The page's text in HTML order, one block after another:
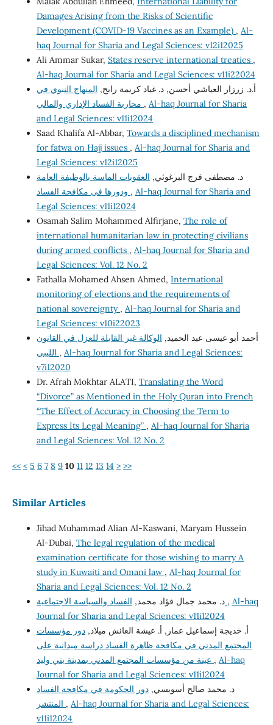
Damages Arising from the Risks of Scientific
Development (COVID-19 Vaccines as an Example) , Al-
haq Journal for Sharia and Legal Sciences: v12i12025
Ali Ammar Sukar, States reserve international treaties ,
Al-haq Journal for Sharia and Legal Sciences: v11i22024
أ.د. زرزار العياشي أحسن, د. غياد كريمة رابح, المنهاج النبوي في
, Al-haq Journal for Sharia
and Legal Sciences: v11i12024
Saad Khalifa Al-Abbar, Towards a disciplined mechanism
for fatwa on Hajj issues , Al-haq Journal for Sharia and
Legal Sciences: v12i12025
د. مصطفى فرج البرغوثي, العقوبات الماسة بالوظيفة العامة
, Al-haq Journal for Sharia and
Legal Sciences: v11i12024
Osamah Salim Mohammed Alfirjane, The role of
international humanitarian law in protecting civilians
during armed conflicts , Al-haq Journal for Sharia and
Legal Sciences: Vol. 12 No. 2
Fathalla Mohamed Ahsen Ahmed, International
monitoring of elections and the requirements of
national sovereignty , Al-haq Journal for Sharia and
Legal Sciences: v10i22023
أحمد أبو عيسى عبد الحميد, الوكالة غير القابلة للعزل في القانون
, Al-haq Journal for Sharia and Legal Sciences:
v7i12020
Dr. Afrah Mokhtar ALATI, Translating the Word
“Divorce” as Mentioned in the Holy Quran into French
“The Effect of Accuracy in Choosing the Term to
Express Its Legal Meaning” , Al-haq Journal for Sharia
and Legal Sciences: Vol. 12 No. 2
<< < 5 6 7 8 9 10 11 12 13 14 > >>
Similar Articles
Jihad Muhammad Alian Al-Kaswani, Maryam Hussein
Al-Dubai, The legal regulation of the medical
examination certificate for those wishing to marry A
study in Kuwaiti and Omani law , Al-haq Journal for
Sharia and Legal Sciences: Vol. 12 No. 2
د. محمد جمال فؤاد محمد,الفساد والسياسة الاجتماعية , Al-haq
Journal for Sharia and Legal Sciences: v11i12024
أ. خديجة إسماعيل عمار, أ. عيشة العائش ميلاد,دور مؤسسات
المجتمع المدني في مكافحة ظاهرة الفساد دراسة ميدانية على
, Al-haq
Journal for Sharia and Legal Sciences: v11i12024
د. محمد صالح أسويسي,دور الحكومة في مكافحة الفساد
, Al-haq Journal for Sharia and Legal Sciences:
v11i12024